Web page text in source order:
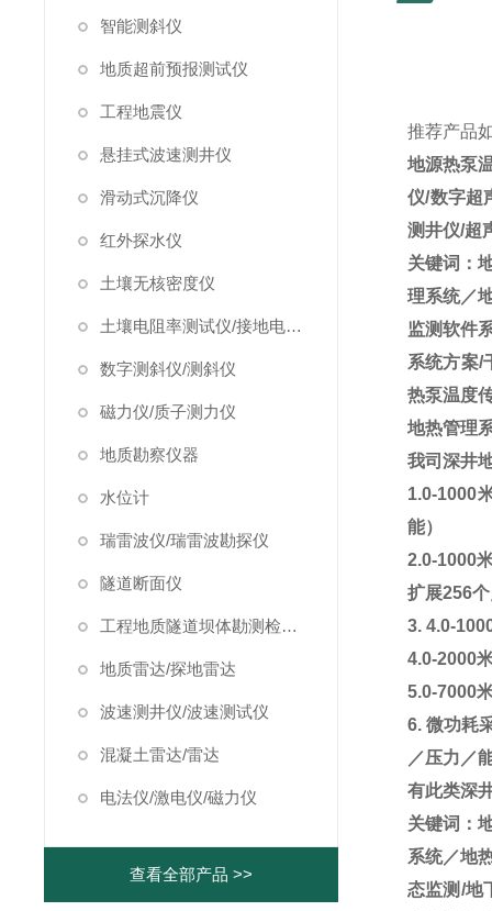
智能测斜仪
地质超前预报测试仪
工程地震仪
悬挂式波速测井仪
滑动式沉降仪
红外探水仪
土壤无核密度仪
土壤电阻率测试仪/接地电阻测试仪
数字测斜仪/测斜仪
磁力仪/质子测力仪
地质勘察仪器
水位计
瑞雷波仪/瑞雷波勘探仪
隧道断面仪
工程地质隧道坝体勘测检测仪器
地质雷达/探地雷达
波速测井仪/波速测试仪
混凝土雷达/雷达
电法仪/激电仪/磁力仪
查看全部产品 >>
推荐产品
地源热泵
仪/数字超
测井仪/超
关键词：
理系统／
监测软件
系统方案/
热泵温度
地热管理
我司深井
1.0-1000
能）
2.0-1000
扩展256
3. 4.0-
4.0-2000
5.0-7000
6.微功耗
／压力／
有此类深
关键词：
系统／地
态监测/地